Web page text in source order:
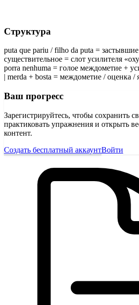
Структура
puta que pariu / filho da puta =
существительное = слот усилителя
porra nenhuma = голое междометие +
| merda + bosta = междометие / оценка /
Ваш прогресс
Зарегистрируйтесь, чтобы сохранить
практиковать упражнения и открыть
контент.
Создать бесплатный аккаунтВойти